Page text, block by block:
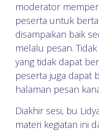
moderator
peserta untuk
disampaikan baik
melalu pesan.
yang tidak dapat
peserta juga dapat
halaman pesan
Diakhir sesi, bu
materi kegiatan ini